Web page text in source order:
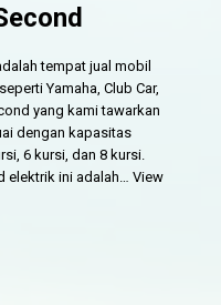
tempat jual mobil
Yamaha, Club Car,
yang kami tawarkan
dengan kapasitas
6 kursi, dan 8 kursi.
elektrik ini adalah…View